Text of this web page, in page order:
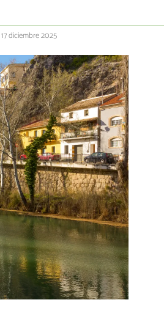
17 diciembre 2025